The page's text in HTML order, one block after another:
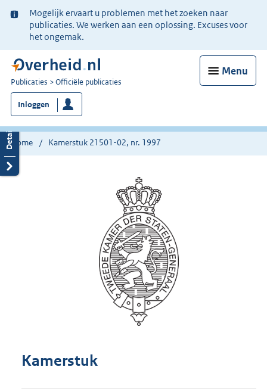
Ter
informatie:
Mogelijk ervaart u problemen met het zoeken naar
publicaties. We werken aan een oplossing. Excuses voor
het ongemak.
Menu
U
bent
nu
hier:
Publicaties Officiële publicaties
Inloggen
Home Kamerstuk 21501-02, nr. 1997
Kamerstuk